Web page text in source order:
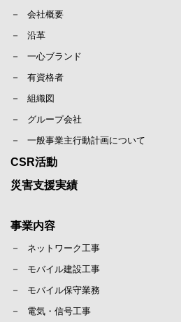
会社概要
沿革
一心ブランド
有資格者
組織図
グループ会社
一般事業主行動計画について
CSR活動
災害支援実績
事業内容
ネットワーク工事
モバイル建設工事
モバイル保守業務
電気・信号工事